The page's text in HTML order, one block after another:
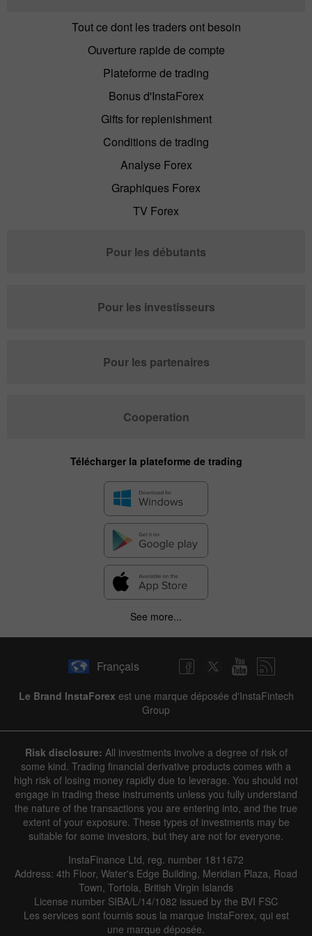
Tout ce dont les traders ont besoin
Ouverture rapide de compte
Plateforme de trading
Bonus d'InstaForex
Gifts for replenishment
Conditions de trading
Analyse Forex
Graphiques Forex
TV Forex
Pour les débutants
Pour les investisseurs
Pour les partenaires
Cooperation
Télécharger la plateforme de trading
See more...
Français
Le Brand InstaForex est une marque déposée d'InstaFintech
Group
Risk disclosure: All investments involve a degree of risk of
some kind. Trading financial derivative products comes with a
high risk of losing money rapidly due to leverage. You should not
engage in trading these instruments unless you fully understand
the nature of the transactions you are entering into, and the true
extent of your exposure. These types of investments may be
suitable for some investors, but they are not for everyone.
InstaFinance Ltd, reg. number 1811672
Address: 4th Floor, Water's Edge Building, Meridian Plaza, Road
Town, Tortola, British Virgin Islands
License number SIBA/L/14/1082 issued by the BVI FSC
Les services sont fournis sous la marque InstaForex, qui est
une marque déposée.